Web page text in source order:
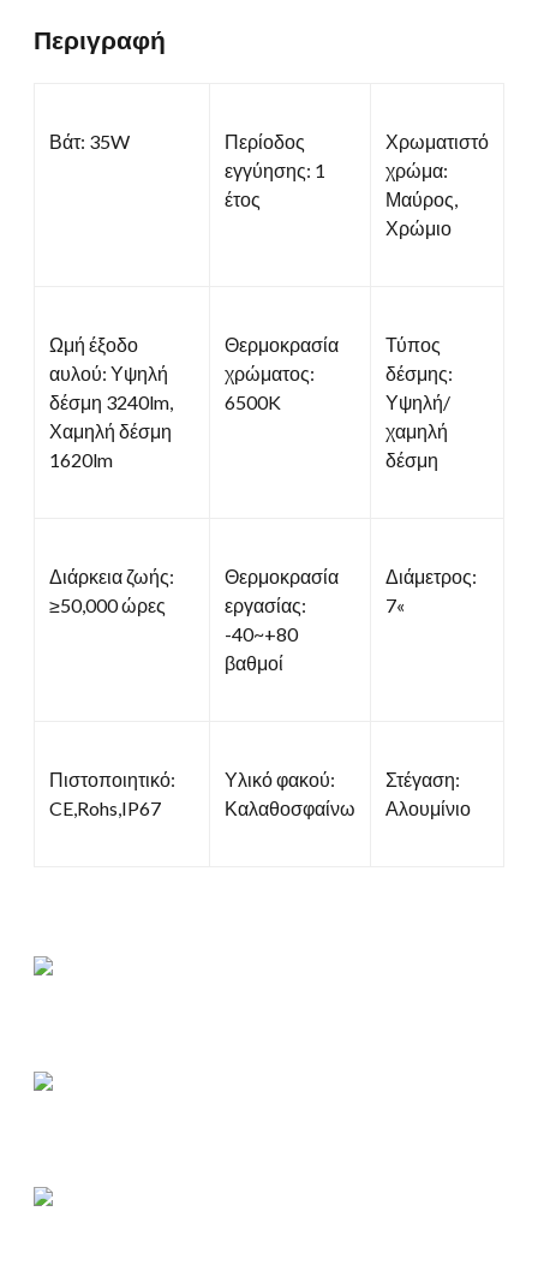
Περιγραφή
Βάτ: 35W
Περίοδος
εγγύησης: 1
έτος
Χρωματιστό
χρώμα:
Μαύρος,
Χρώμιο
Ωμή έξοδο
αυλού: Υψηλή
δέσμη 3240lm,
Χαμηλή δέσμη
1620lm
Θερμοκρασία
χρώματος:
6500K
Τύπος
δέσμης:
Υψηλή/
χαμηλή
δέσμη
Διάρκεια ζωής:
≥50,000 ώρες
Θερμοκρασία
εργασίας:
-40~+80
βαθμοί
Διάμετρος:
7«
Πιστοποιητικό:
CE,Rohs,IP67
Υλικό φακού:
Καλαθοσφαίνω
Στέγαση:
Αλουμίνιο